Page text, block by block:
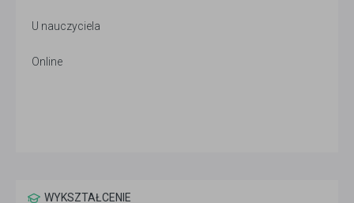
U nauczyciela
Online
WYKSZTAŁCENIE